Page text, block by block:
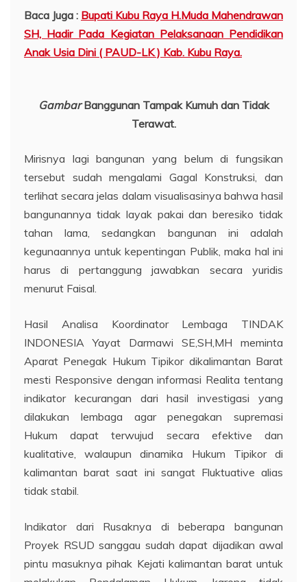
Baca Juga : Bupati Kubu Raya H.Muda Mahendrawan
SH, Hadir Pada Kegiatan Pelaksanaan Pendidikan
Anak Usia Dini ( PAUD-LK ) Kab. Kubu Raya.
GambarBanggunan Tampak Kumuh dan Tidak
Terawat.
Mirisnya lagi bangunan yang belum di fungsikan
tersebut sudah mengalami Gagal Konstruksi, dan
terlihat secara jelas dalam visualisasinya bahwa hasil
bangunannya tidak layak pakai dan beresiko tidak
tahan lama, sedangkan bangunan ini adalah
kegunaannya untuk kepentingan Publik, maka hal ini
harus di pertanggung jawabkan secara yuridis
menurut Faisal.
Hasil Analisa Koordinator Lembaga TINDAK
INDONESIA Yayat Darmawi SE,SH,MH meminta
Aparat Penegak Hukum Tipikor dikalimantan Barat
mesti Responsive dengan informasi Realita tentang
indikator kecurangan dari hasil investigasi yang
dilakukan lembaga agar penegakan supremasi
Hukum dapat terwujud secara efektive dan
kualitative, walaupun dinamika Hukum Tipikor di
kalimantan barat saat ini sangat Fluktuative alias
tidak stabil.
Indikator dari Rusaknya di beberapa bangunan
Proyek RSUD sanggau sudah dapat dijadikan awal
pintu masuknya pihak Kejati kalimantan barat untuk